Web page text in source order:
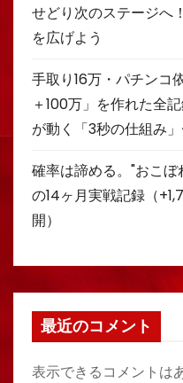
せどり次のステージへ
を広げよう
手取り16万・パチンコ
＋100万」を作れた全
が動く「3秒の仕組み
確率は諦める。"おこ
の14ヶ月実戦記録（
開）
最近のコメント
表示できるコメントは